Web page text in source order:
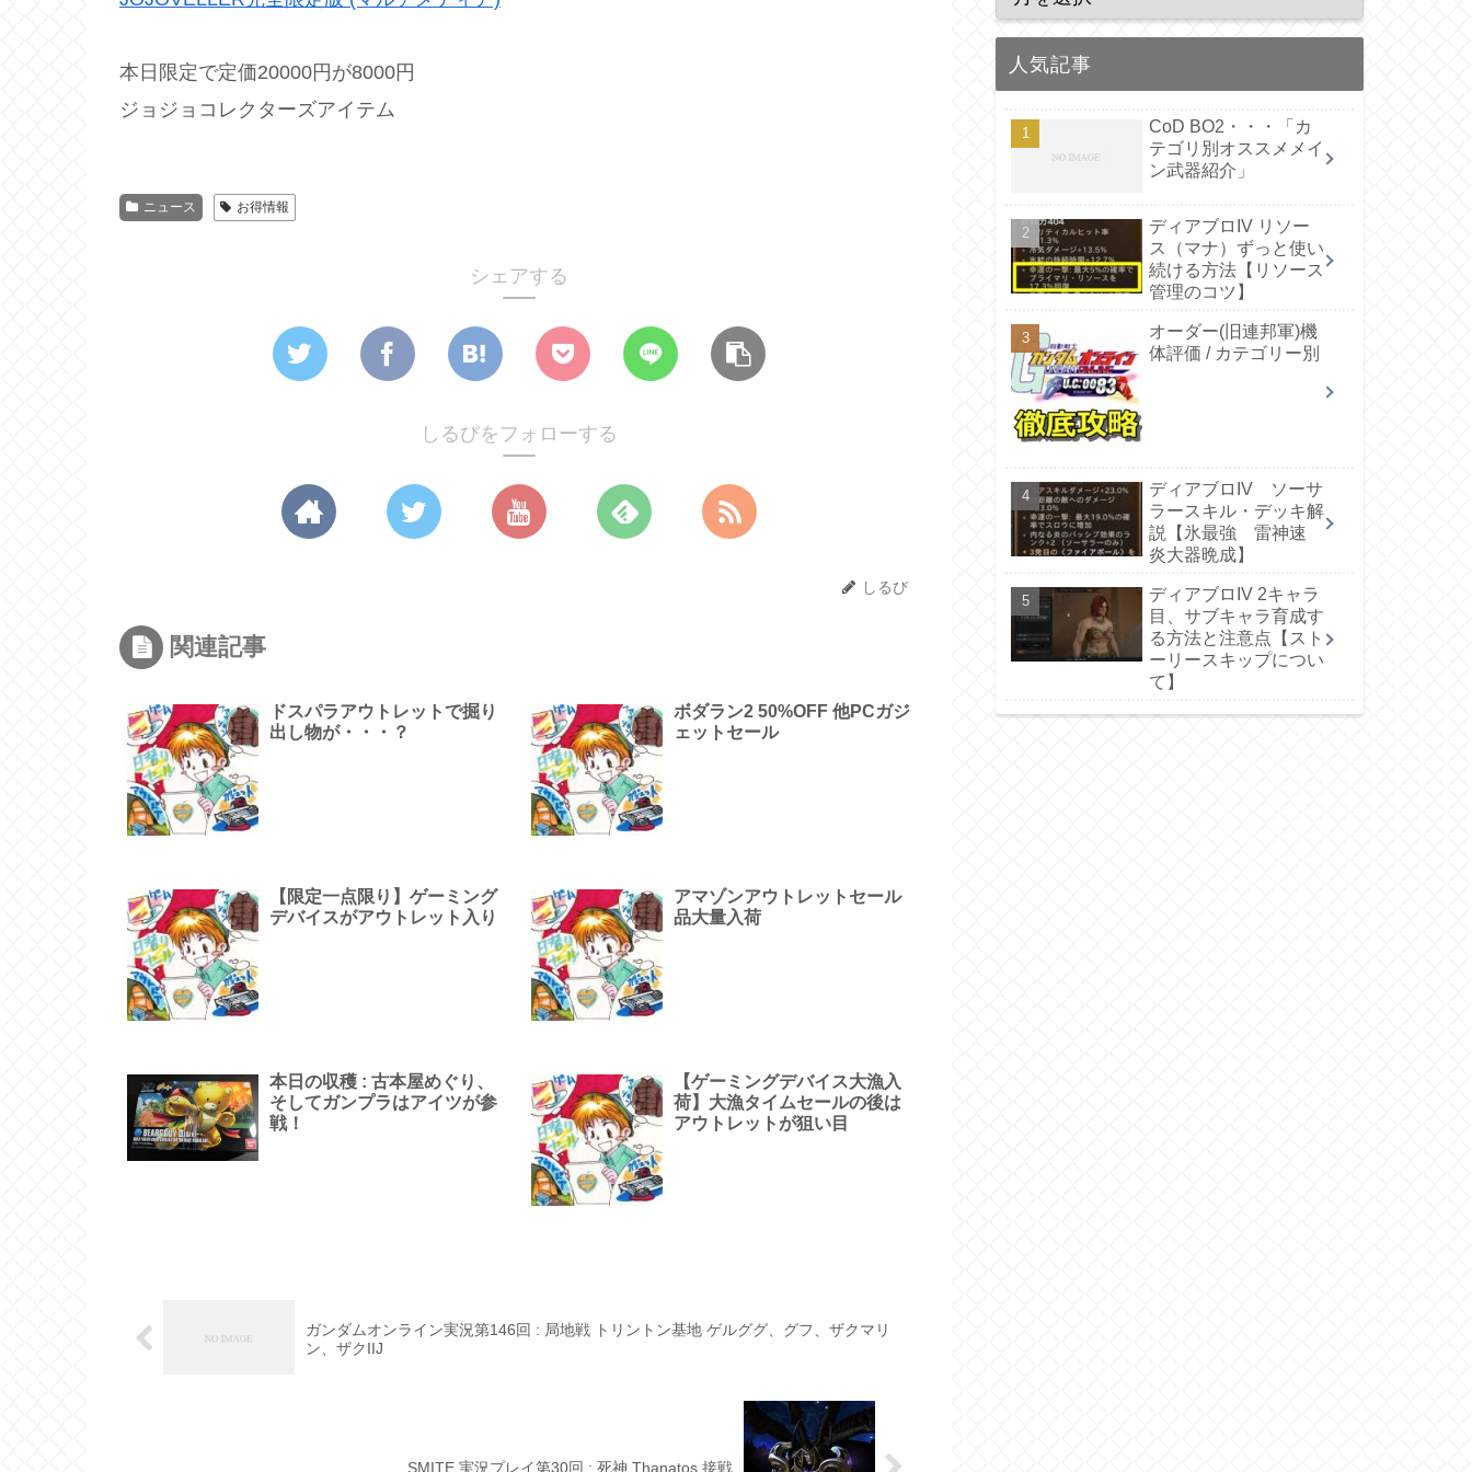
本日限定で定価20000円が8000円
ジョジョコレクターズアイテム
ニュース お得情報
シェアする
しるびをフォローする
しるび
関連記事
ドスパラアウトレットで掘り
出し物が・・・？
ボダラン2 50%OFF 他PCガジ
ェットセール
【限定一点限り】ゲーミング
デバイスがアウトレット入り
アマゾンアウトレットセール
品大量入荷
本日の収穫 : 古本屋めぐり、
そしてガンプラはアイツが参
戦！
【ゲーミングデバイス大漁入
荷】大漁タイムセールの後は
アウトレットが狙い目
ガンダムオンライン実況第146回 : 局地戦 トリントン基地 ゲルググ、グフ、ザクマリ
ン、ザクIIJ
SMITE 実況プレイ第30回 : 死神 Thanatos 接戦
人気記事
CoD BO2・・・「カ
テゴリ別オススメメイ
ン武器紹介」
ディアブロIV リソー
ス（マナ）ずっと使い
続ける方法【リソース
管理のコツ】
オーダー(旧連邦軍)機
体評価 / カテゴリー別
ディアブロIV ソーサ
ラースキル・デッキ解
説【氷最強 雷神速
炎大器晩成】
ディアブロIV 2キャラ
目、サブキャラ育成す
る方法と注意点【スト
ーリースキップについ
て】